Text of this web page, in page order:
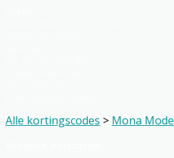
Alle kortingscodes > Mona Mode